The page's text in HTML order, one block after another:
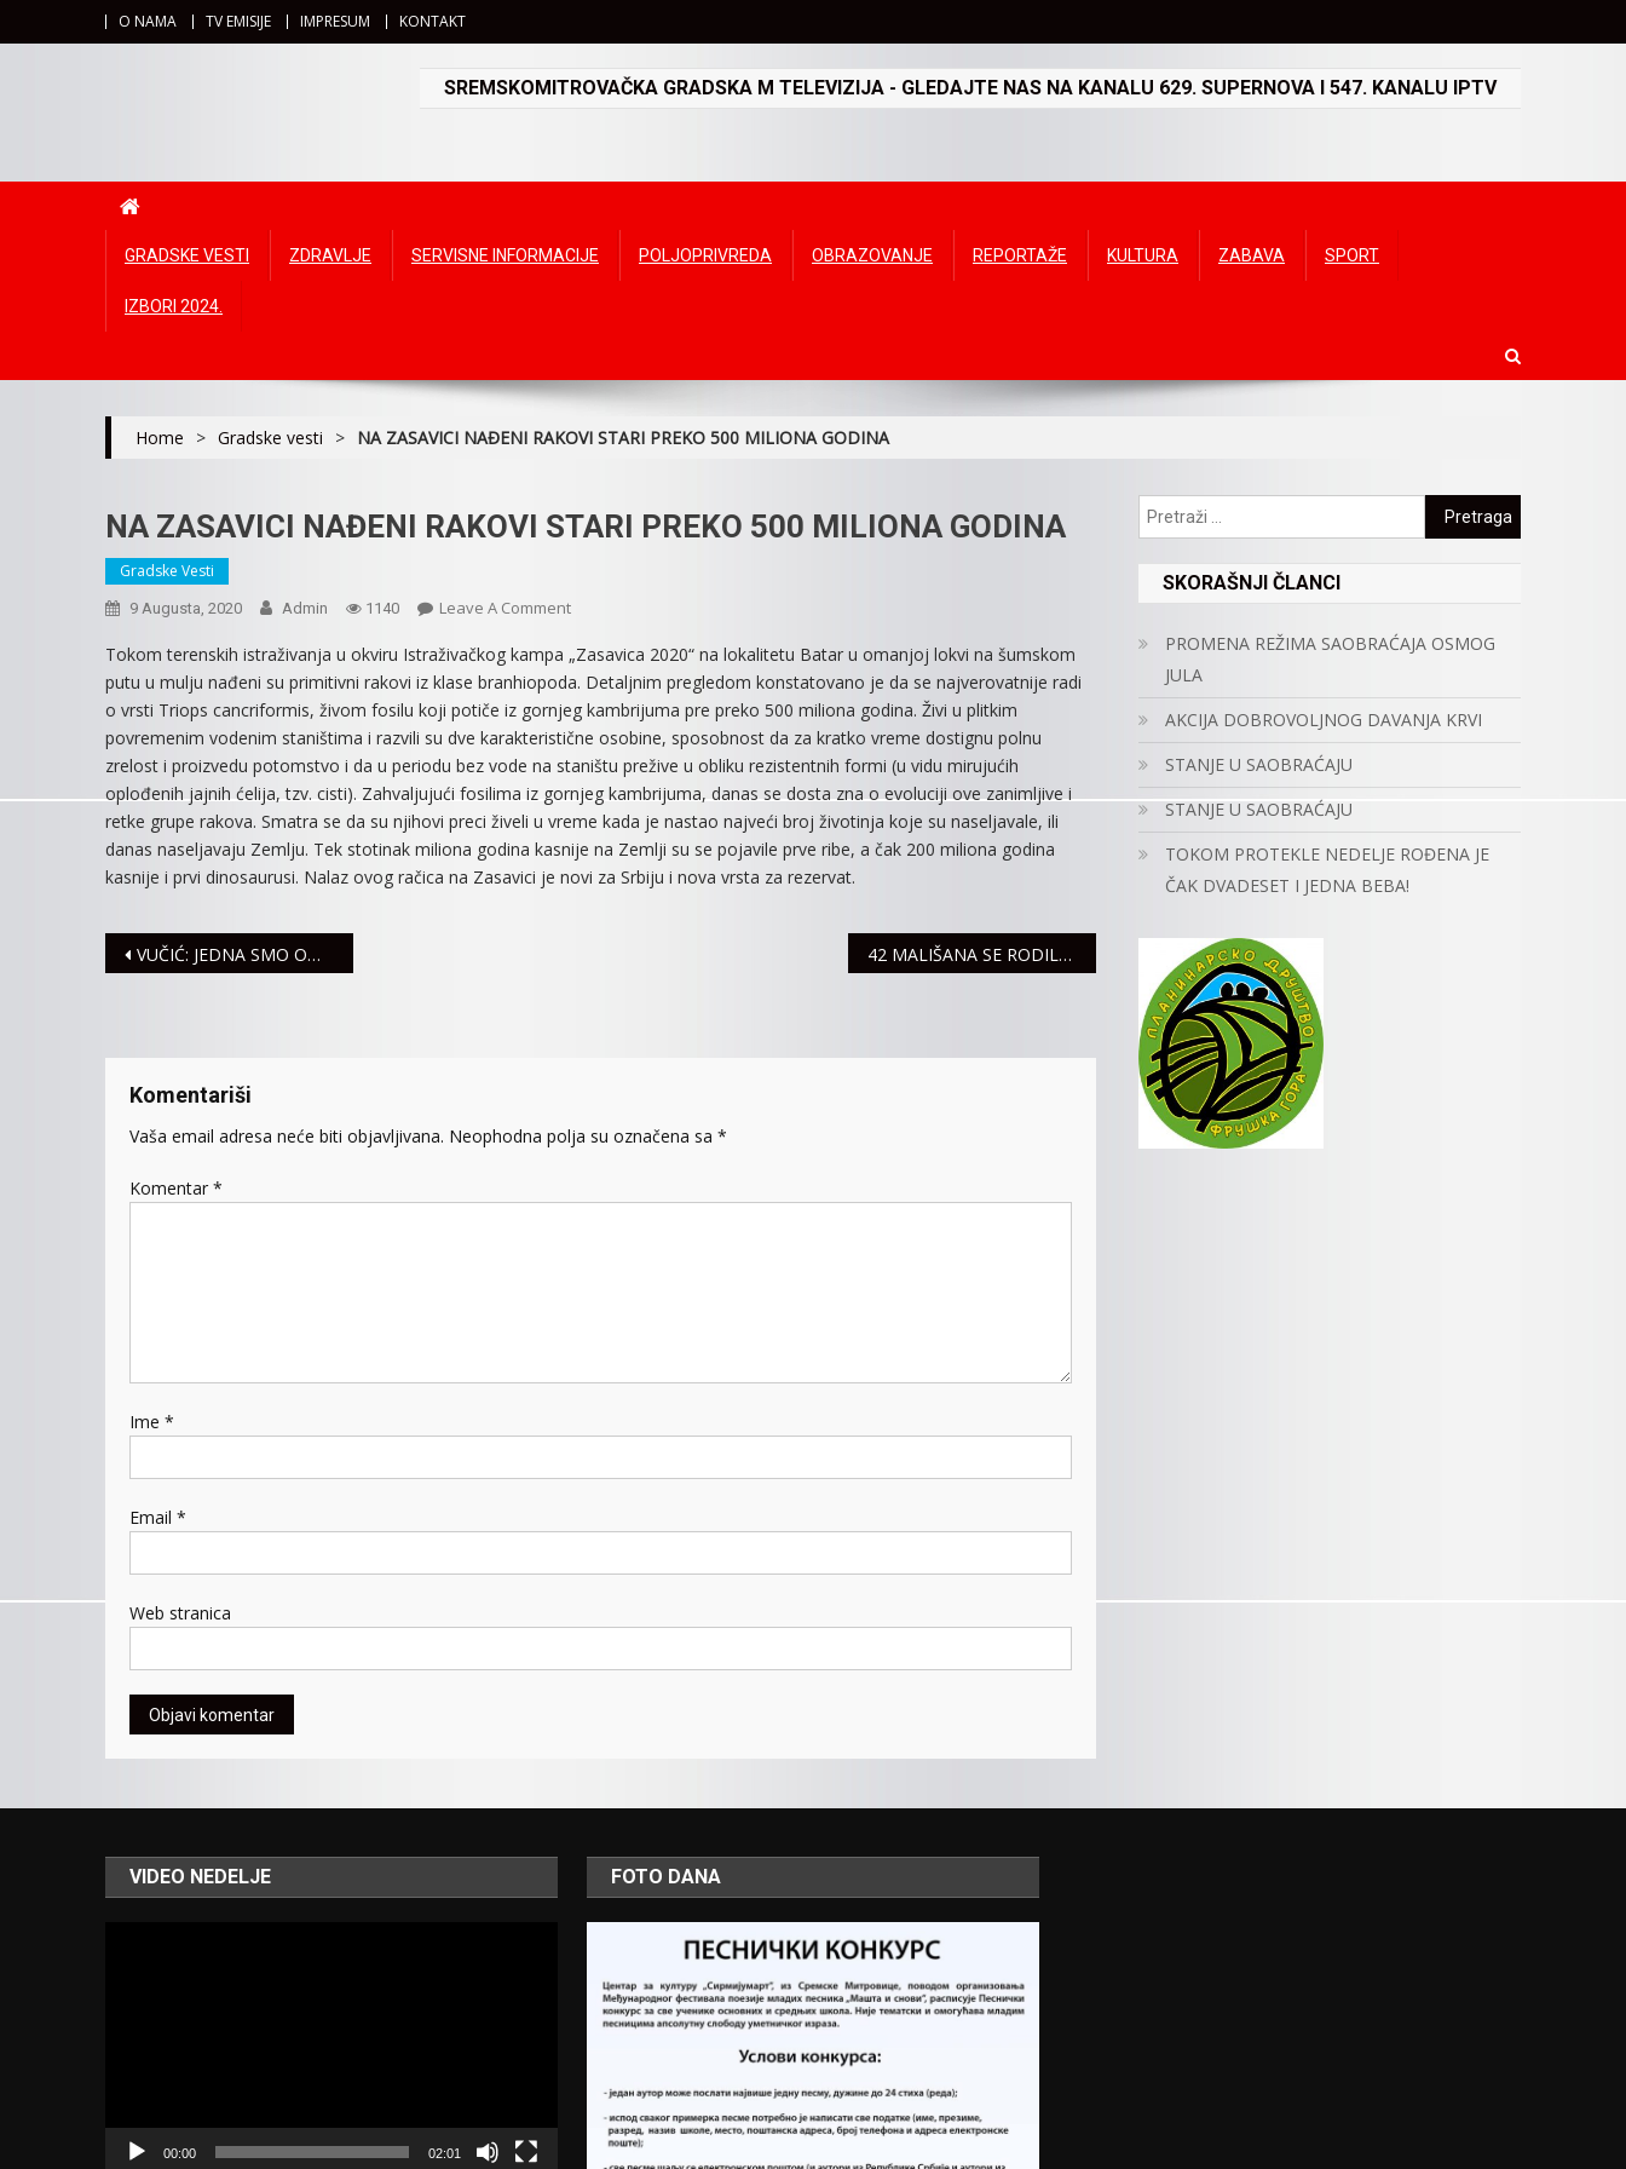
O NAMA TV EMISIJE IMPRESUM KONTAKT
SREMSKOMITROVAČKA GRADSKA M TELEVIZIJA - GLEDAJTE NAS NA KANALU 629. SUPERNOVA I 547. KANALU IPTV
GRADSKE VESTI ZDRAVLJE SERVISNE INFORMACIJE POLJOPRIVREDA OBRAZOVANJE REPORTAŽE KULTURA ZABAVA SPORT
IZBORI 2024.
Home > Gradske vesti > NA ZASAVICI NAĐENI RAKOVI STARI PREKO 500 MILIONA GODINA
NA ZASAVICI NAĐENI RAKOVI STARI PREKO 500 MILIONA GODINA
Gradske Vesti
9 Augusta, 2020 Admin 1140 Leave A CommentOn
ZASAVICI
NAĐENI
RAKOVI
STARI
PREKO
500
MILIONA
GODINA
Tokom terenskih istraživanja u okviru Istraživačkog kampa „Zasavica 2020“ na lokalitetu Batar u omanjoj lokvi na šumskom
putu u mulju nađeni su primitivni rakovi iz klase branhiopoda. Detaljnim pregledom konstatovano je da se najverovatnije radi
o vrsti Triops cancriformis, živom fosilu koji potiče iz gornjeg kambrijuma pre preko 500 miliona godina. Živi u plitkim
povremenim vodenim staništima i razvili su dve karakteristične osobine, sposobnost da za kratko vreme dostignu polnu
zrelost i proizvedu potomstvo i da u periodu bez vode na staništu prežive u obliku rezistentnih formi (u vidu mirujućih
oplođenih jajnih ćelija, tzv. cisti). Zahvaljujući fosilima iz gornjeg kambrijuma, danas se dosta zna o evoluciji ove zanimljive i
retke grupe rakova. Smatra se da su njihovi preci živeli u vreme kada je nastao najveći broj životinja koje su naseljavale, ili
danas naseljavaju Zemlju. Tek stotinak miliona godina kasnije na Zemlji su se pojavile prve ribe, a čak 200 miliona godina
kasnije i prvi dinosaurusi. Nalaz ovog račica na Zasavici je novi za Srbiju i nova vrsta za rezervat.
Navigacija
VUČIĆ: JEDNA SMO OD ZEMALJA KOJA JE NAJVIŠE ULOŽILA U SANIRANJE PRIVREDE POGOĐENE KOVID-19 42 MALIŠANA SE RODILO U PROTEKLOJ NEDELJI U MITROVAČKOM PORODILIŠTU
Komentariši
Vaša email adresa neće biti objavljivana. Neophodna polja su označena sa *
Komentar *
Ime *
Email *
Web stranica
Pretraga:
SKORAŠNJI ČLANCI
PROMENA REŽIMA SAOBRAĆAJA OSMOG
JULA
AKCIJA DOBROVOLJNOG DAVANJA KRVI
STANJE U SAOBRAĆAJU
STANJE U SAOBRAĆAJU
TOKOM PROTEKLE NEDELJE ROĐENA JE
ČAK DVADESET I JEDNA BEBA!
VIDEO NEDELJE
00:00 02:01
FOTO DANA